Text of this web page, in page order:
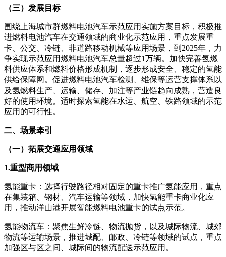
（三）发展目标
围绕上海城市群燃料电池汽车示范应用实施方案目标，积极推
进燃料电池汽车在交通领域的商业化示范应用，重点发展重
卡、公交、冷链、非道路移动机械等应用场景，到2025年，力
争实现示范应用燃料电池汽车总量超过1万辆。加快完善氢燃
料供应体系和燃料价格形成机制，逐步形成安全、稳定的氢能
供给保障网。促进燃料电池汽车检测、维保等运营支撑体系以
及氢燃料生产、运输、储存、加注等产业链趋向成熟，营造良
好的使用环境。适时探索氢能在水运、航空、铁路领域的示范
应用的可行性。
二、场景牵引
（一）拓展交通应用领域
1.重型商用领域
氢能重卡：选择行驶路径相对固定的重卡推广氢能应用，重点
在集装箱、钢材、汽车运输等领域，加快氢能重卡商业化应
用，推动洋山港开展智能燃料电池重卡的试点示范。
氢能物流车：聚焦生鲜冷链、物流抛货，以及城际物流、城郊
物流等运输场景，推进城配、邮政、冷链等领域的试点，重点
加强区与区之间、城际间的物流配送示范应用。